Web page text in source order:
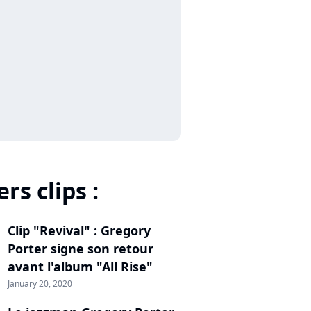
clips :
Clip "Revival" : Gregory
Porter signe son retour
avant l'album "All Rise"
January 20, 2020